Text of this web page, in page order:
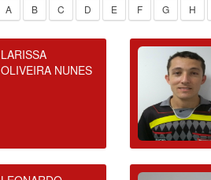
A B C D E F G H
LARISSA
OLIVEIRA NUNES